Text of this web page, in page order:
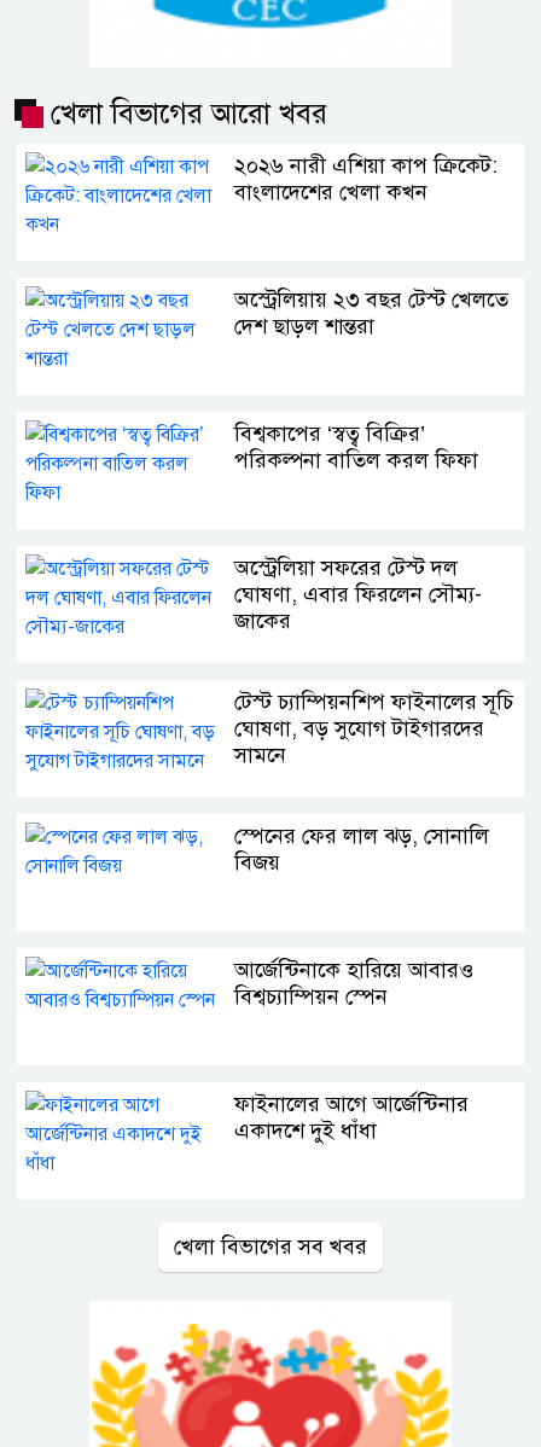
খেলা বিভাগের আরো খবর
২০২৬ নারী এশিয়া কাপ ক্রিকেট:
বাংলাদেশের খেলা কখন
অস্ট্রেলিয়ায় ২৩ বছর টেস্ট খেলতে
দেশ ছাড়ল শান্তরা
বিশ্বকাপের ‘স্বত্ব বিক্রির’
পরিকল্পনা বাতিল করল ফিফা
অস্ট্রেলিয়া সফরের টেস্ট দল
ঘোষণা, এবার ফিরলেন সৌম্য-
জাকের
টেস্ট চ্যাম্পিয়নশিপ ফাইনালের সূচি
ঘোষণা, বড় সুযোগ টাইগারদের
সামনে
স্পেনের ফের লাল ঝড়, সোনালি
বিজয়
আর্জেন্টিনাকে হারিয়ে আবারও
বিশ্বচ্যাম্পিয়ন স্পেন
ফাইনালের আগে আর্জেন্টিনার
একাদশে দুই ধাঁধা
খেলা বিভাগের সব খবর